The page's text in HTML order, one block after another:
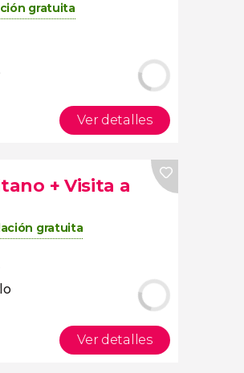
gratuita
Ver detalles
+ Visita a
gratuita
Ver detalles